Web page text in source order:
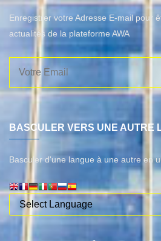
Enregistrer votre Adresse E-mail pour
actualités de la plateforme AWA
BASCULER VERS UNE AUTRE
Basculer d'une langue à une autre en